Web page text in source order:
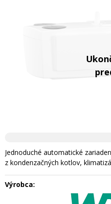
Jednoduché automatické
z kondenzačných kotlov,
Výrobca: